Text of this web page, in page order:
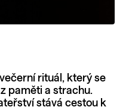
rituál, který se
paměti a strachu.
stává cestou k